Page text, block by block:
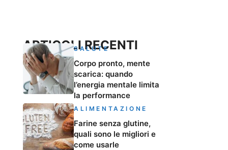
ARTICOLI RECENTI
SALUTE
Corpo pronto, mente
scarica: quando
l’energia mentale limita
la performance
ALIMENTAZIONE
Farine senza glutine,
quali sono le migliori e
come usarle